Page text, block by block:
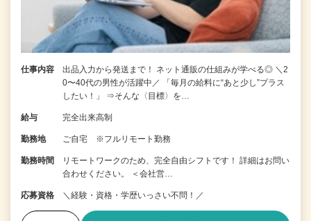
仕事内容
出品入力から発送まで！ ネット通販の仕組みが学べる◎ ＼2
0〜40代の男性が活躍中／ 「毎月の給料に“あと少し”プラス
したい！」 ⇒そんな〈目標〉を…
給与 完全出来高制
勤務地 ご自宅 ※フルリモート勤務
勤務時間
リモートワークのため、完全自由シフトです！ 詳細はお問い
合わせください。 ＜会社営…
応募資格 ＼経験・資格・学歴いっさい不問！／